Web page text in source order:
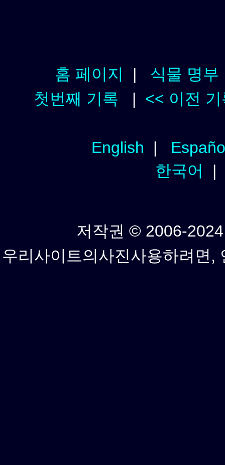
홈 페이지 | 식물 명부
첫번째 기록 | << 이전 기
English |
한국어
저작권 © 2006-
우리사이트의사진사용하려면,